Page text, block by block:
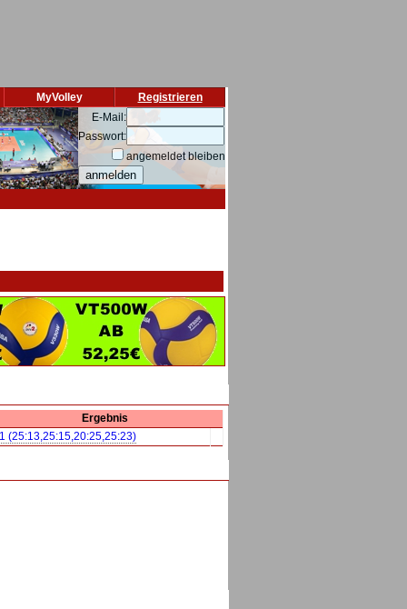
Registrieren
MyVolley
E-Mail:
Passwort:
angemeldet bleiben
Ergebnis
(25:13,25:15,20:25,25:23)